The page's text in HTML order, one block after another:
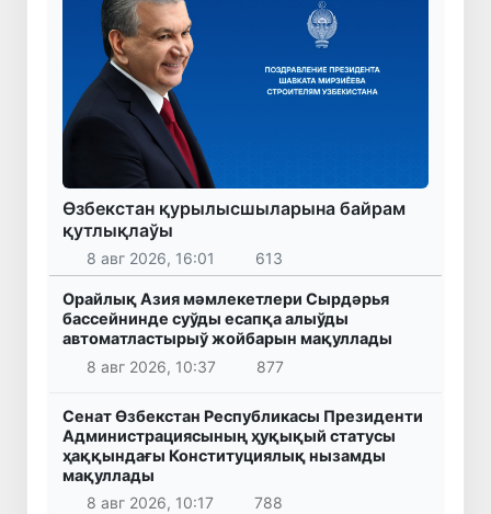
Өзбекстан қурылысшыларына байрам
қутлықлаўы
8 авг 2026, 16:01 613
Орайлық Азия мәмлекетлери Сырдәрья
бассейнинде суўды есапқа алыўды
автоматластырыў жойбарын мақуллады
8 авг 2026, 10:37
877
Сенат Өзбекстан Республикасы Президенти
Администрациясының ҳуқықый статусы
ҳаққындағы Конституциялық нызамды
мақуллады
8 авг 2026, 10:17
788